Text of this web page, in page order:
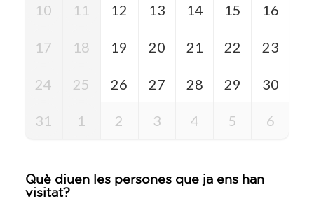
10 11 12 13 14 15 16
17 18 19 20 21 22 23
24 25 26 27 28 29 30
31 1 2 3 4 5 6
Què diuen les persones que ja ens han
visitat?